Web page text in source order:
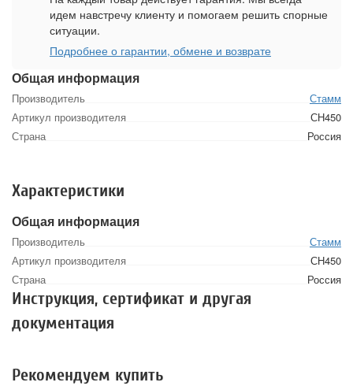
Общая информация
Производитель
Стамм
Артикул производителя
СН450
Страна
Россия
идем навстречу клиенту и помогаем решить спорные
ситуации.
Подробнее о гарантии, обмене и возврате
Характеристики
Общая информация
Производитель
Стамм
Артикул производителя
СН450
Страна
Россия
Инструкция, сертификат и другая
документация
Рекомендуем купить